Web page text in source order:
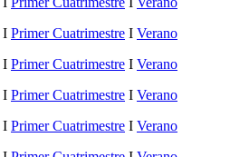
I Primer Cuatrimestre I Verano
I Primer Cuatrimestre I Verano
I Primer Cuatrimestre I Verano
I Primer Cuatrimestre I Verano